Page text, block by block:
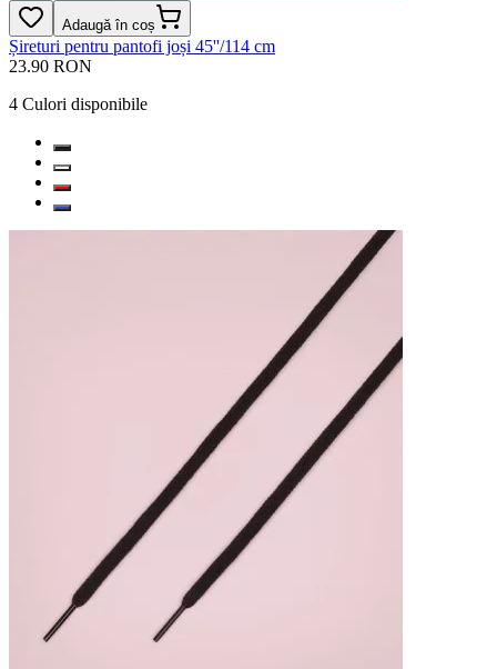
Adaugă în coș
Șireturi pentru pantofi joși 45''/114 cm
23.90 RON
4 Culori disponibile